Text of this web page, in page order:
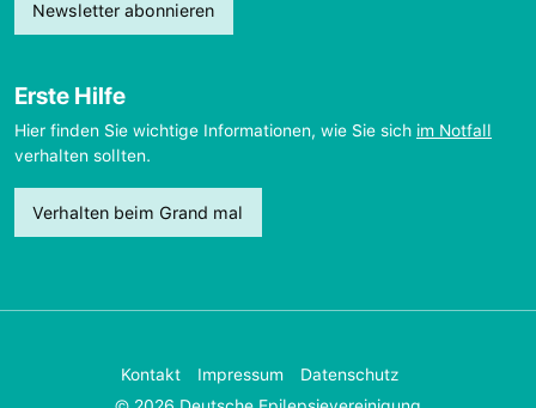
Newsletter abonnieren
Erste Hilfe
Hier finden Sie wichtige Informationen, wie Sie sich im Notfall
verhalten sollten.
Verhalten beim Grand mal
Kontakt Impressum
Datenschutz